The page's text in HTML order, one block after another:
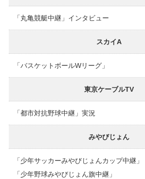
「丸亀競艇中継」インタビュー
スカイA
「バスケットボールWリーグ」
東京ケーブルTV
「都市対抗野球中継」実況
みやびじょん
「少年サッカーみやびじょんカップ中継」
「少年野球みやびじょん旗中継」